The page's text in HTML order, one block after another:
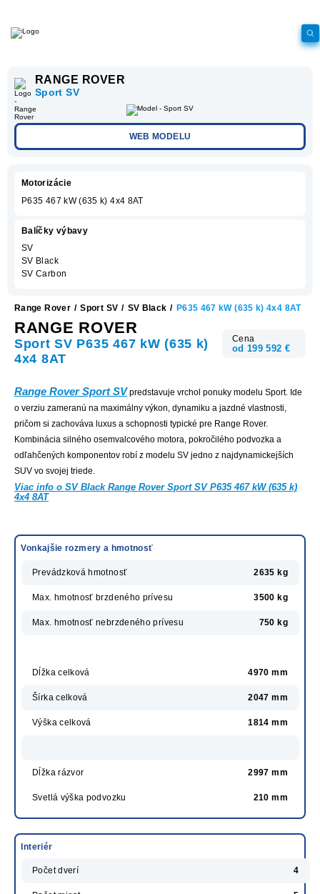
RANGE ROVER
Sport SV
WEB MODELU
Range Rover / Sport SV / SV Black / P635 467 kW (635 k) 4x4 8AT
RANGE ROVER
Sport SV P635 467 kW (635 k)
4x4 8AT
Cena
od 199 592 €
Range Rover Sport SV predstavuje vrchol ponuky modelu Sport. Ide
o verziu zameranú na maximálny výkon, dynamiku a jazdné vlastnosti,
pričom si zachováva luxus a schopnosti typické pre Range Rover.
Kombinácia silného osemvalcového motora, pokročilého podvozka a
odľahčených komponentov robí z modelu SV jedno z najdynamickejších
SUV vo svojej triede.
Viac info o SV Black Range Rover Sport SV P635 467 kW (635 k)
4x4 8AT
Vonkajšie rozmery a hmotnosť
Prevádzková hmotnosť 2635 kg
Max. hmotnosť brzdeného prívesu 3500 kg
Max. hmotnosť nebrzdeného prívesu 750 kg
Dĺžka celková 4970 mm
Šírka celková 2047 mm
Výška celková 1814 mm
Dĺžka rázvor 2997 mm
Svetlá výška podvozku 210 mm
Interiér
Počet dverí 4
Motorizácie
P635 467 kW (635 k) 4x4 8AT
Balíčky výbavy
SV
SV Black
SV Carbon